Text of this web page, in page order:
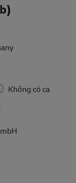
Không có ca